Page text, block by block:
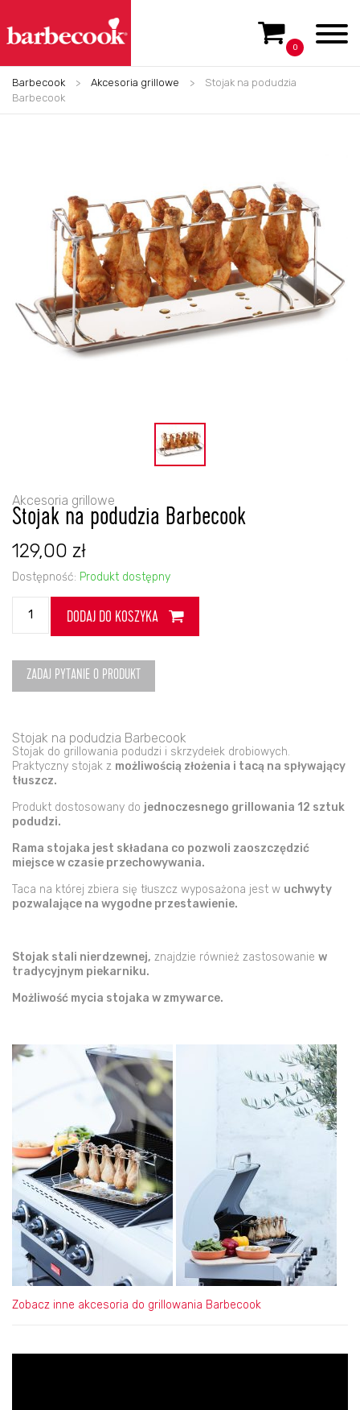
0
Barbecook > Akcesoria grillowe >
Stojak na podudzia
Barbecook
Akcesoria grillowe
Stojak na podudzia Barbecook
129,00 zł
Dostępność: Produkt dostępny
Stojak
podudzia
Barbecook
DODAJ DO KOSZYKA
ZADAJ PYTANIE O PRODUKT
Stojak na podudzia Barbecook
Stojak do grillowania podudzi i skrzydełek drobiowych.
Praktyczny stojak z możliwością złożenia i tacą na spływający
tłuszcz.
Produkt dostosowany do jednoczesnego grillowania 12 sztuk
podudzi.
Rama stojaka jest składana co pozwoli zaoszczędzić
miejsce w czasie przechowywania.
Taca na której zbiera się tłuszcz wyposażona jest w uchwyty
pozwalające na wygodne przestawienie.
Stojak stali nierdzewnej, znajdzie również zastosowanie w
tradycyjnym piekarniku.
Możliwość mycia stojaka w zmywarce.
Zobacz inne akcesoria do grillowania Barbecook